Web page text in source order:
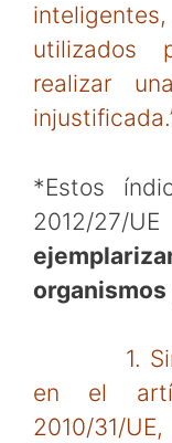
utilizados
realizar
*Estos
2012/27/
1. Sin
en el
2010/31/